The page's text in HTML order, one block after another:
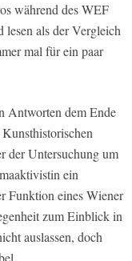
während des WEF
lesen als der Vergleich
mal für ein paar
Antworten dem Ende
der Untersuchung um
ein
Funktion eines Wiener
zum Einblick in
auslassen, doch